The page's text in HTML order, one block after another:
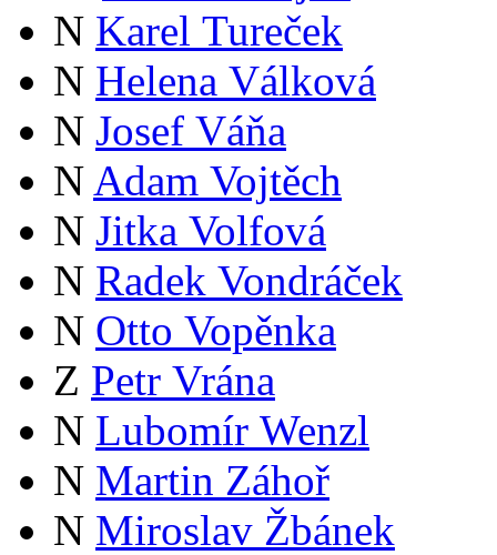
N Karel Tureček
N Helena Válková
N Josef Váňa
N Adam Vojtěch
N Jitka Volfová
N Radek Vondráček
N Otto Vopěnka
Z Petr Vrána
N Lubomír Wenzl
N Martin Záhoř
N Miroslav Žbánek